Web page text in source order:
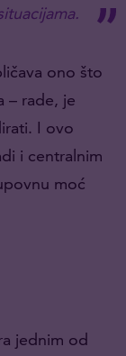
ono što
– rade, je
I ovo
i centralnim
moć
jednim od